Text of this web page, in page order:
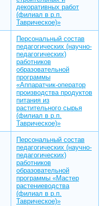
декоративных работ
(филиал в р.п.
Таврическое)»
Персональный состав
педагогических (научно-
педагогических)
работников
образовательной
программы
«Аппаратчик-оператор
производства продуктов
питания из
растительного сырья
(филиал в р.п.
Таврическое)»
Персональный состав
педагогических (научно-
педагогических)
работников
образовательной
программы «Мастер
растениеводства
(филиал в р.п.
Таврическое)»